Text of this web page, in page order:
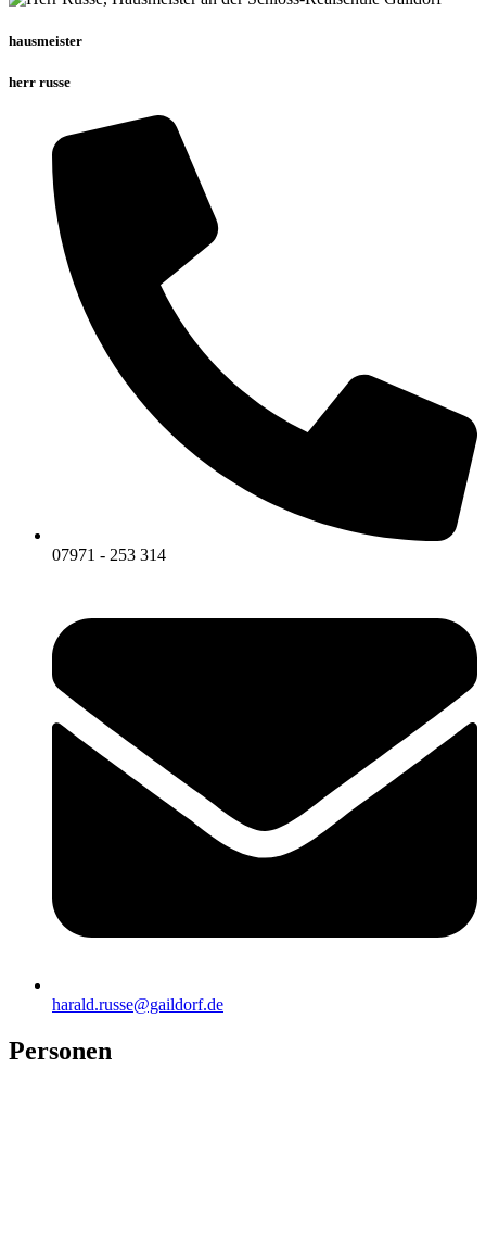
hausmeister
herr russe
07971 - 253 314
harald.russe@gaildorf.de
Personen